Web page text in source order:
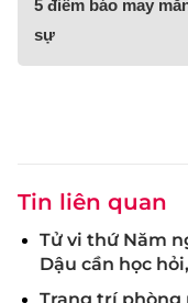
5 điềm báo may
sự
Tin liên quan
Tử vi thứ Năm
Dậu cần học